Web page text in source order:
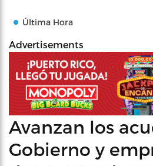
Última Hora
Advertisements
Avanzan los
Gobierno y